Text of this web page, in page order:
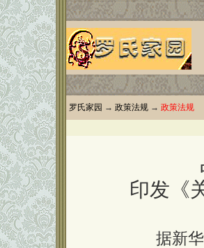
罗氏家园 → 政策法规 → 政策法规
印发《
据新华